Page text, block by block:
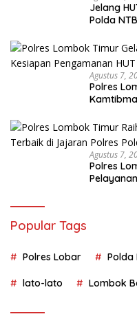
Jelang
Polda
Agustus 7,
Polres
Agustus 7,
Polres
Popular Tags
Polres Lobar Polda
lato-lato Lombok